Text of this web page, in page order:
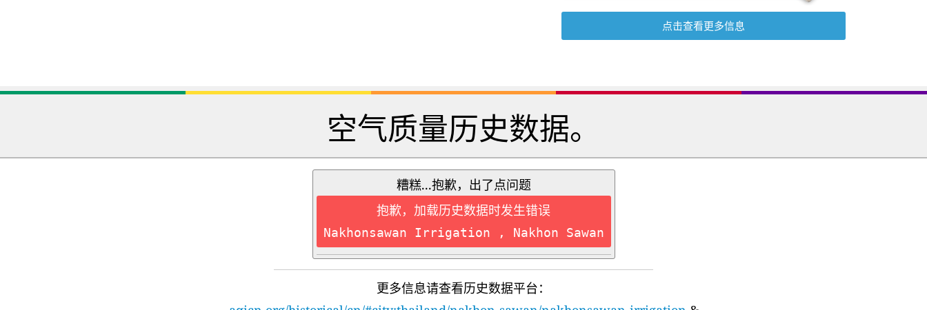
点击查看更多信息
空气质量历史数据。
糟糕...抱歉，出了点问题
抱歉，加载历史数据时发生错误
Nakhonsawan Irrigation , Nakhon Sawan
更多信息请查看历史数据平台：